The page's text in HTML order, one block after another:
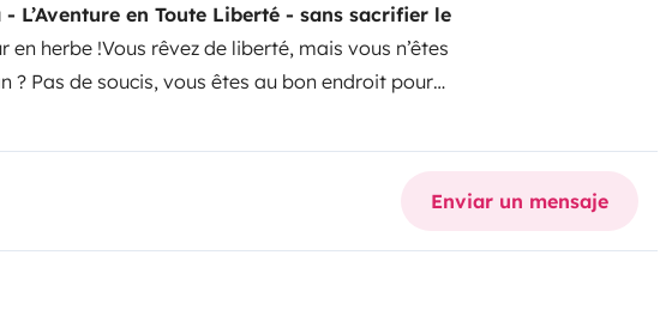
L’Aventure en Toute Liberté - sans sacrifier le
en herbe !Vous rêvez de liberté, mais vous n’êtes
? Pas de soucis, vous êtes au bon endroit pour
en toute sérénité !
Westfalia est parfait pour les débutants
Voyager avec notre van, c’est profiter de
des couchages sont tellement faciles que
Enviar un mensaje